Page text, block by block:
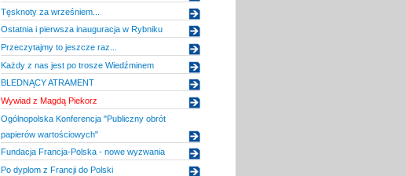
Tęsknoty za wrześniem...
Ostatnia i pierwsza inauguracja w Rybniku
Przeczytajmy to jeszcze raz...
Każdy z nas jest po trosze Wiedźminem
BLEDNĄCY ATRAMENT
Wywiad z Magdą Piekorz
Ogólnopolska Konferencja "Publiczny obrót
papierów wartościowych"
Fundacja Francja-Polska - nowe wyzwania
Po dyplom z Francji do Polski